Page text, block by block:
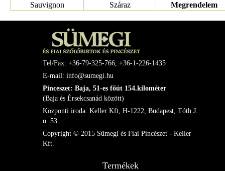
Sauvignon
Száraz
Megrendelem
Tel/Fax: +36-79-325-766, +36-1-226-1435
E-mail: info@sumegi.hu
Pinceszet: Baja, 51-es főút 154.kilométer
(Baja és Érsekcsanád között)
Központi iroda: Keller Kft, H-1222, Budapest, Tóth J.
u. 53
Copyright © 2015 Sümegi és Fiai Pincészet - Keller
Kft.
Termékek